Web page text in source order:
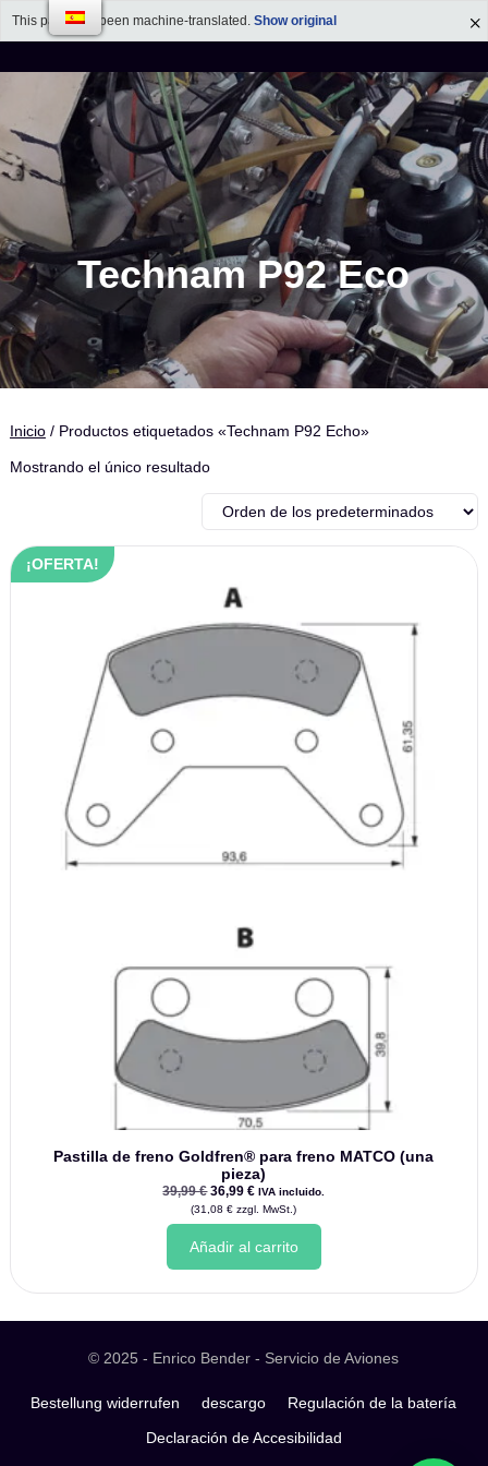
This page has been machine-translated. Show original
alEnrico Bender -
AirPlaneService
Technam P92 Eco
Inicio/ Productos etiquetados «Technam P92 Echo»
Mostrando el único resultado
¡OFERTA!
Pastilla de freno Goldfren® para freno MATCO (una
pieza)
39,99€El
precio
era
original:
36,99€El
precio
real
es:
IVA incluido.
(31,08€ zzgl. MwSt.)
Añadir al carrito
© 2025 - Enrico Bender - Servicio de Aviones
Bestellung widerrufen descargo
Regulación de la batería
Declaración de Accesibilidad